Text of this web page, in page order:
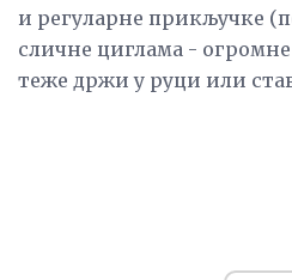
и регуларне прикључке
сличне циглама -
теже држи у руци или